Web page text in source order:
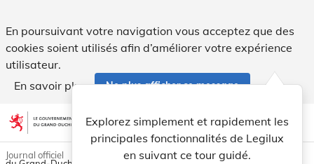
En poursuivant votre navigation vous acceptez que des
cookies soient utilisés afin d’améliorer votre expérience
utilisateur.
En savoir plus
Ne plus afficher ce message
Aller au contenu account_circle help Aide
Explorez simplement et rapidement les
principales fonctionnalités de Legilux
en suivant ce tour guidé.
light_mode dark_mode
Journal officiel